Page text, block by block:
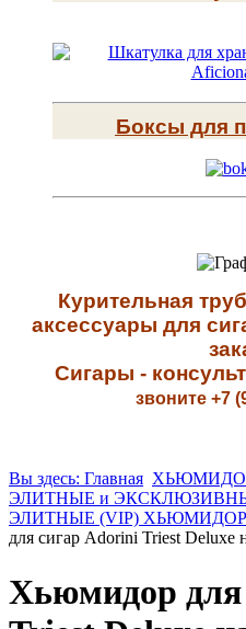
Боксы для
Курительная
аксессуары для
Сигары - к
звоните +7
Вы здесь: Главная
ЭЛИТНЫЕ и
ЭЛИТНЫЕ (VIP)
для сигар Adorini Triest Deluxe
Хьюмидор